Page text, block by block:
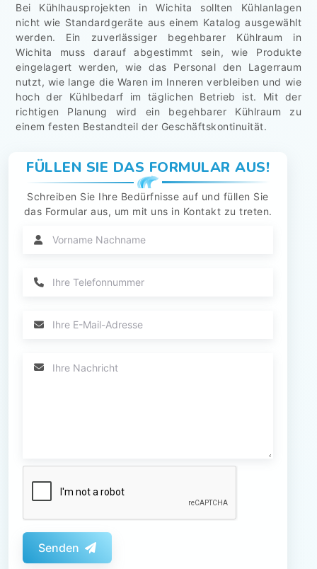
Bei Kühlhausprojekten in Wichita sollten Kühlanlagen
nicht wie Standardgeräte aus einem Katalog ausgewählt
werden. Ein zuverlässiger begehbarer Kühlraum in
Wichita muss darauf abgestimmt sein, wie Produkte
eingelagert werden, wie das Personal den Lagerraum
nutzt, wie lange die Waren im Inneren verbleiben und wie
hoch der Kühlbedarf im täglichen Betrieb ist. Mit der
richtigen Planung wird ein begehbarer Kühlraum zu
einem festen Bestandteil der Geschäftskontinuität.
FÜLLEN SIE DAS FORMULAR AUS!
Schreiben Sie Ihre Bedürfnisse auf und füllen Sie
das Formular aus, um mit uns in Kontakt zu treten.
Senden